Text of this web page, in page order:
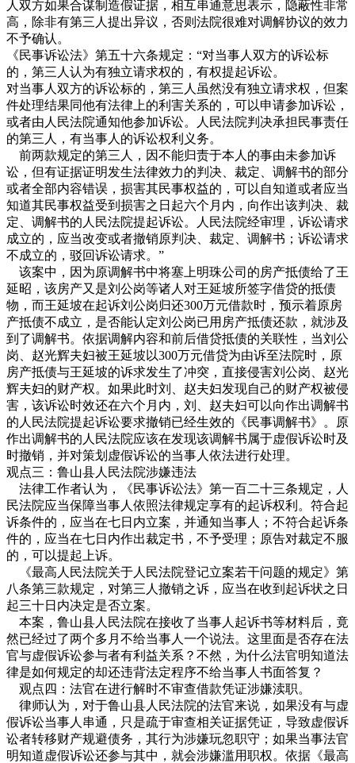
人双方如果合谋制造假证据，相互串通意思表示，隐蔽性非常
高，除非有第三人提出异议，否则法院很难对调解协议的效力
不予确认。
《民事诉讼法》第五十六条规定：“对当事人双方的诉讼标
的，第三人认为有独立请求权的，有权提起诉讼。
对当事人双方的诉讼标的，第三人虽然没有独立请求权，但案
件处理结果同他有法律上的利害关系的，可以申请参加诉讼，
或者由人民法院通知他参加诉讼。人民法院判决承担民事责任
的第三人，有当事人的诉讼权利义务。
前两款规定的第三人，因不能归责于本人的事由未参加诉
讼，但有证据证明发生法律效力的判决、裁定、调解书的部分
或者全部内容错误，损害其民事权益的，可以自知道或者应当
知道其民事权益受到损害之日起六个月内，向作出该判决、裁
定、调解书的人民法院提起诉讼。人民法院经审理，诉讼请求
成立的，应当改变或者撤销原判决、裁定、调解书；诉讼请求
不成立的，驳回诉讼请求。”
该案中，因为原调解书中将塞上明珠公司的房产抵债给了王
延昭，该房产又是刘公岗等诸人对王延坡所签字借贷的抵债
物，而王延坡在起诉刘公岗归还300万元借款时，预示着原房
产抵债不成立，是否能认定刘公岗已用房产抵债还款，就涉及
到了调解书。依据调解内容和前后借贷抵债的关联性，当刘公
岗、赵光辉夫妇被王延坡以300万元借贷为由诉至法院时，原
房产抵债与王延坡的诉求发生了冲突，直接侵害刘公岗、赵光
辉夫妇的财产权。如果此时刘、赵夫妇发现自己的财产权被侵
害，该诉讼时效还在六个月内，刘、赵夫妇可以向作出调解书
的人民法院提起诉讼要求撤销已经生效的《民事调解书》。原
作出调解书的人民法院应该在发现该调解书属于虚假诉讼时及
时撤销，并对策划虚假诉讼的当事人依法进行处理。
观点三：鲁山县人民法院涉嫌违法
法律工作者认为，《民事诉讼法》第一百二十三条规定，人
民法院应当保障当事人依照法律规定享有的起诉权利。符合起
诉条件的，应当在七日内立案，并通知当事人；不符合起诉条
件的，应当在七日内作出裁定书，不予受理；原告对裁定不服
的，可以提起上诉。
《最高人民法院关于人民法院登记立案若干问题的规定》第
八条第三款规定，对第三人撤销之诉，应当在收到起诉状之日
起三十日内决定是否立案。
本案，鲁山县人民法院在接收了当事人起诉书等材料后，竟
然已经过了两个多月不给当事人一个说法。这里面是否存在法
官与虚假诉讼参与者有利益关系？不然，为什么法官明知道法
律是如何规定的却还违背法定程序不给当事人书面答复？
观点四：法官在进行解时不审查借款凭证涉嫌渎职。
律师认为，对于鲁山县人民法院的法官来说，如果没有与虚
假诉讼当事人串通，只是疏于审查相关证据凭证，导致虚假诉
讼者转移财产规避债务，其行为涉嫌玩忽职守；如果当事法官
明知道虚假诉讼还参与其中，就会涉嫌滥用职权。依据《最高